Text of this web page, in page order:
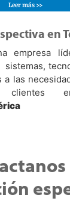
Leer más >>
en
empresa
sistemas,
a las
clientes